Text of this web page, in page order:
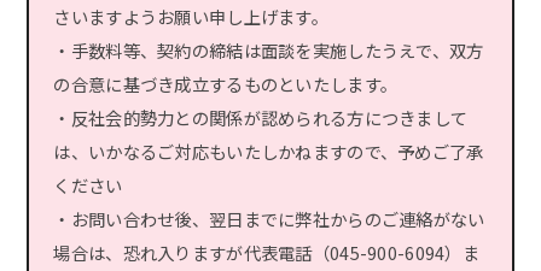
さいますようお願い申し上げます。
・手数料等、契約の締結は面談を実施したうえで、双方
の合意に基づき成立するものといたします。
・反社会的勢力との関係が認められる方につきまして
は、いかなるご対応もいたしかねますので、予めご了承
ください
・お問い合わせ後、翌日までに弊社からのご連絡がない
場合は、恐れ入りますが代表電話（045-900-6094）ま